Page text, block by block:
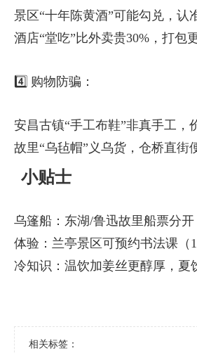
景区“十年陈黄酒”可能勾兑，认
酒店“堂吃”比外卖贵30%，打包
4️⃣ 购物防骗：
安昌古镇“手工布鞋”非真手工，
故里“乌毡帽”义乌货，仓桥直街
小贴士
乌篷船：东湖/鲁迅故里船票分
体验：兰亭景区可预约书法课（
冷知识：温饮加姜丝更醇厚，夏
相关标签：